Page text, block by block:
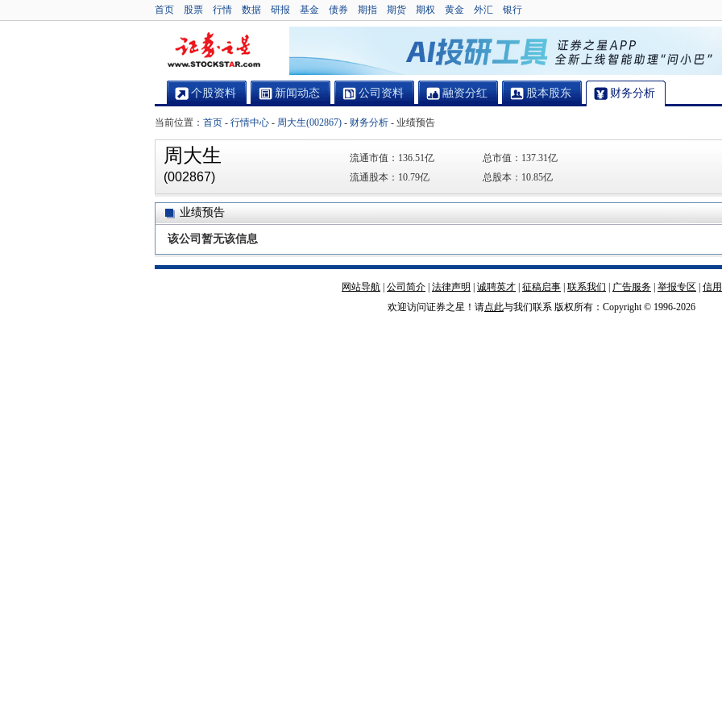
首页 股票 行情 数据 研报 基金 债券 期指 期货 期权 黄金 外汇 银行
个股资料 新闻动态 公司资料 融资分红 股本股东 财务分析
当前位置： 首页 - 行情中心 - 周大生(002867) - 财务分析 - 业绩预告
周大生
(002867)
流通市值： 136.51亿 总市值： 137.31亿
流通股本： 10.79亿 总股本： 10.85亿
业绩预告
该公司暂无该信息
网站导航 公司简介 法律声明 诚聘英才 征稿启事 联系我们 广告服务 举报专区
信
欢迎访问证券之星！请点此与我们联系 版权所有：Copyright © 1996-2026